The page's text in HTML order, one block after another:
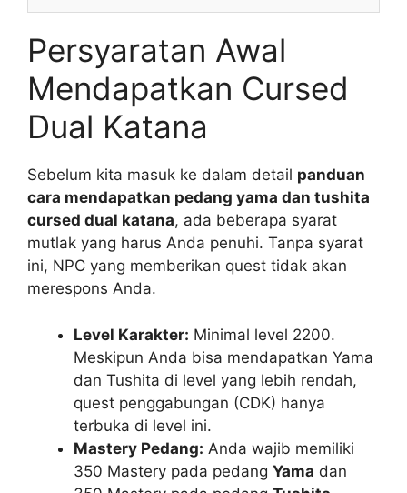
Persyaratan Awal
Mendapatkan Cursed
Dual Katana
Sebelum kita masuk ke dalam detail panduan
cara mendapatkan pedang yama dan tushita
cursed dual katana, ada beberapa syarat
mutlak yang harus Anda penuhi. Tanpa syarat
ini, NPC yang memberikan quest tidak akan
merespons Anda.
Level Karakter: Minimal level 2200.
Meskipun Anda bisa mendapatkan Yama
dan Tushita di level yang lebih rendah,
quest penggabungan (CDK) hanya
terbuka di level ini.
Mastery Pedang: Anda wajib memiliki
350 Mastery pada pedang Yama dan